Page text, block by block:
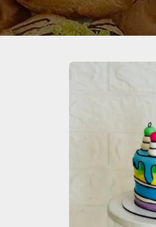
قرار بگیرد. این